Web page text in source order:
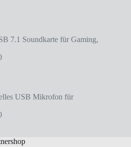
7.1 Soundkarte für Gaming,
USB Mikrofon für